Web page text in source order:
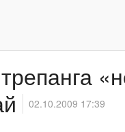
02.10.2009 17:39